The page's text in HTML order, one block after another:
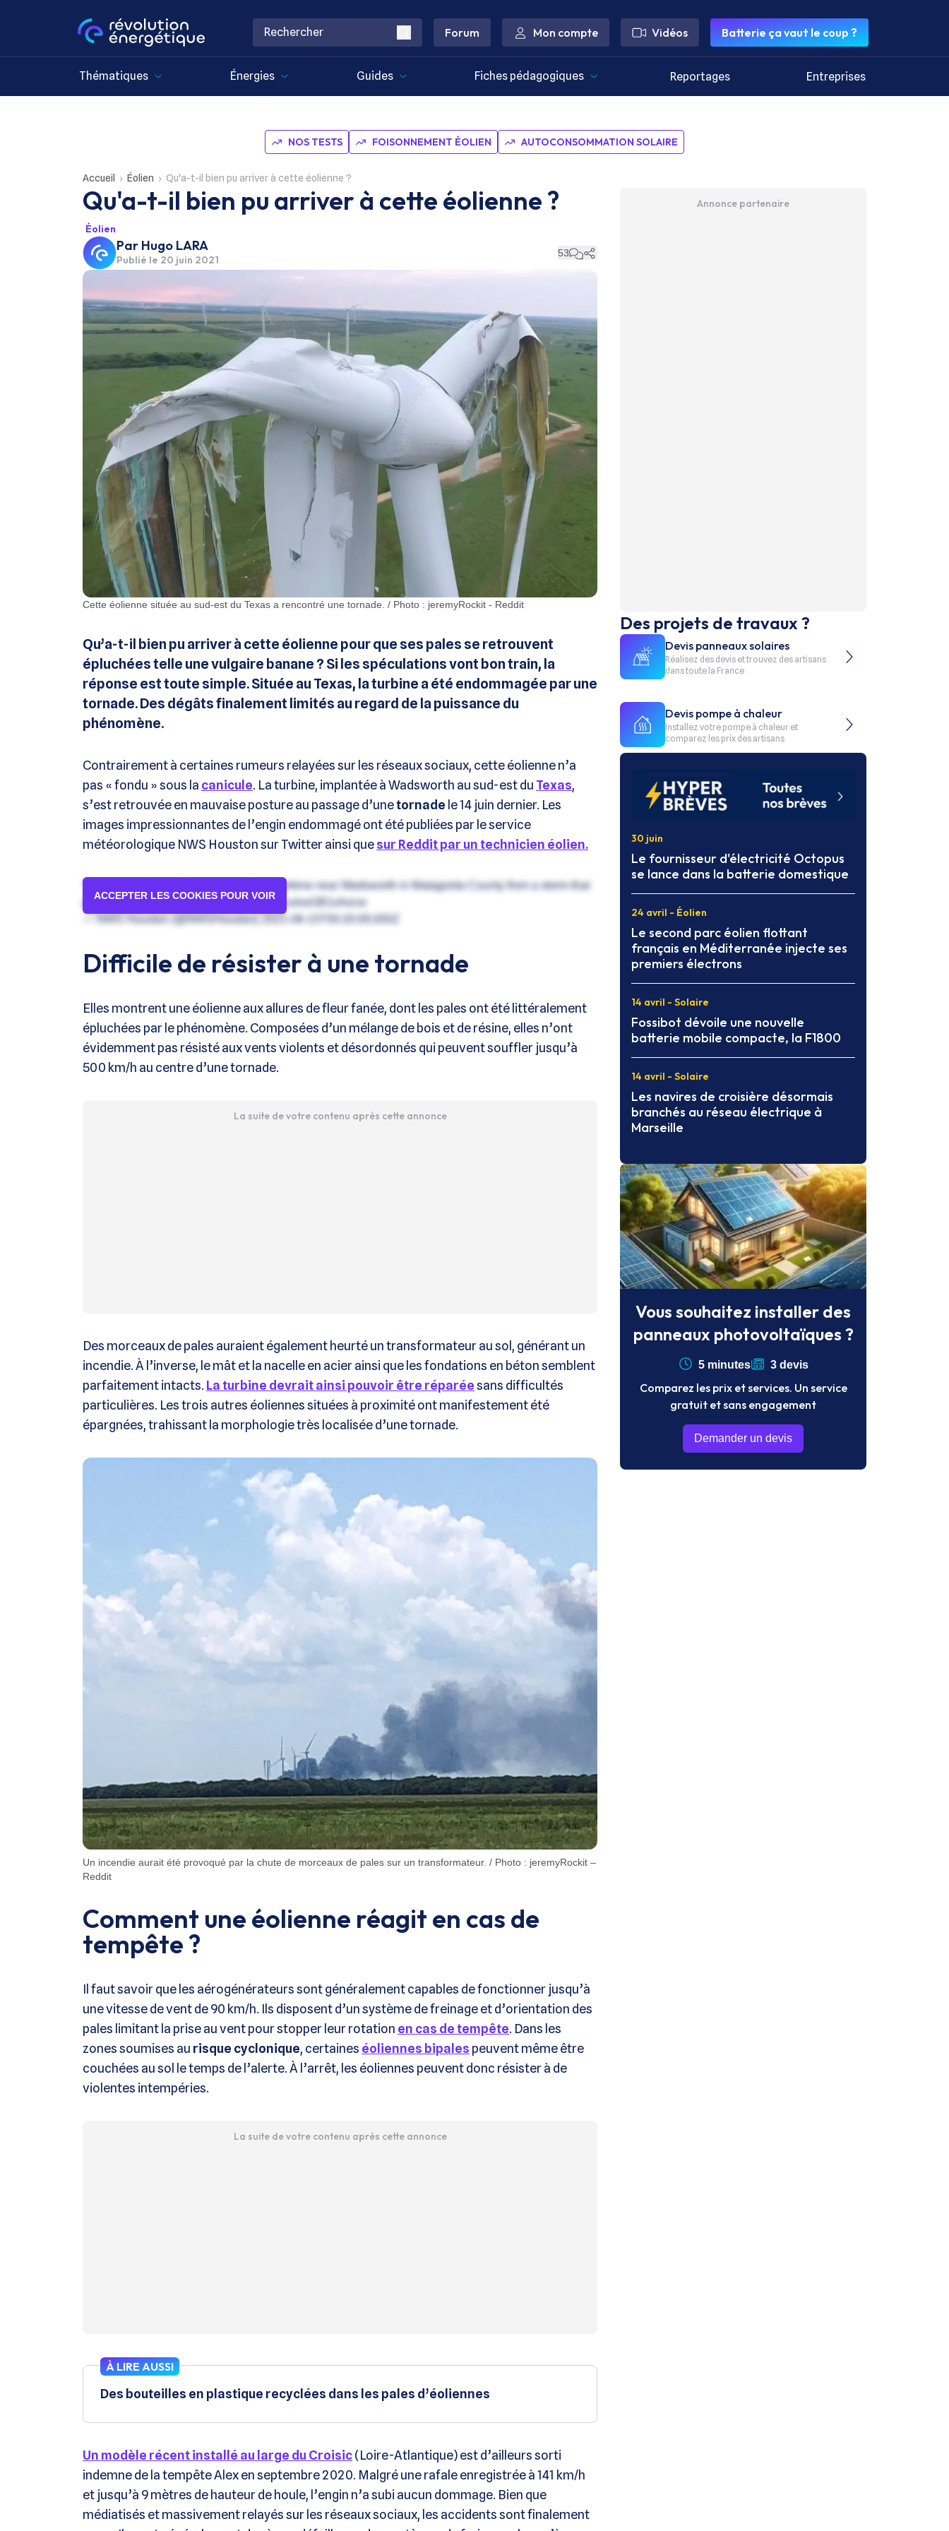
Forum Mon compte Vidéos Batterie ça vaut le coup ?
Thématiques Énergies Guides Fiches pédagogiques Reportages Entreprises
NOS TESTS FOISONNEMENT ÉOLIEN AUTOCONSOMMATION SOLAIRE
Accueil Éolien Qu'a-t-il bien pu arriver à cette éolienne ?
Qu'a-t-il bien pu arriver à cette éolienne ?
Éolien
Par Hugo LARA
Publié le 20 juin 2021
53
Cette éolienne située au sud-est du Texas a rencontré une tornade. / Photo : jeremyRockit - Reddit
Qu’a-t-il bien pu arriver à cette éolienne pour que ses pales se retrouvent
épluchées telle une vulgaire banane ? Si les spéculations vont bon train, la
réponse est toute simple. Située au Texas, la turbine a été endommagée par une
tornade. Des dégâts finalement limités au regard de la puissance du
phénomène.
Contrairement à certaines rumeurs relayées sur les réseaux sociaux, cette éolienne n’a
pas « fondu » sous la canicule. La turbine, implantée à Wadsworth au sud-est du Texas,
s’est retrouvée en mauvaise posture au passage d’unetornade le 14 juin dernier. Les
images impressionnantes de l’engin endommagé ont été publiées par le service
météorologique NWS Houston sur Twitter ainsi quesur Reddit par un technicien éolien.
ACCEPTER LES COOKIES POUR VOIR
The power of wind. (Damage to a wind turbine near Wadsworth in Matagorda County from a storm that
passed through around 340pm). https://t.co/osGB1sAocw
2021-06-15T00:20:09.000Z
Difficile de résister à une tornade
Elles montrent une éolienne aux allures de fleur fanée, dont les pales ont été littéralement
épluchées par le phénomène. Composées d’un mélange de bois et de résine, elles n’ont
évidemment pas résisté aux vents violents et désordonnés qui peuvent souffler jusqu’à
500 km/h au centre d’une tornade.
La suite de votre contenu après cette annonce
Des morceaux de pales auraient également heurté un transformateur au sol, générant un
incendie. À l’inverse, le mât et la nacelle en acier ainsi que les fondations en béton semblent
parfaitement intacts. La turbine devrait ainsi pouvoir être réparéesans difficultés
particulières. Les trois autres éoliennes situées à proximité ont manifestement été
épargnées, trahissant la morphologie très localisée d’une tornade.
Un incendie aurait été provoqué par la chute de morceaux de pales sur un transformateur. / Photo : jeremyRockit –
Reddit
Comment une éolienne réagit en cas de
tempête ?
Il faut savoir que les aérogénérateurs sont généralement capables de fonctionner jusqu’à
une vitesse de vent de 90 km/h. Ils disposent d’un système de freinage et d’orientation des
pales limitant la prise au vent pour stopper leur rotation en cas de tempête. Dans les
zones soumises au risque cyclonique, certaines éoliennes bipales peuvent même être
couchées au sol le temps de l’alerte. À l’arrêt, les éoliennes peuvent donc résister à de
violentes intempéries.
La suite de votre contenu après cette annonce
À LIRE AUSSI
Des bouteilles en plastique recyclées dans les pales d’éoliennes
Un modèle récent installé au large du Croisic(Loire-Atlantique) est d’ailleurs sorti
indemne de la tempête Alex en septembre 2020. Malgré une rafale enregistrée à 141 km/h
et jusqu’à 9 mètres de hauteur de houle, l’engin n’a subi aucun dommage. Bien que
médiatisés et massivement relayés sur les réseaux sociaux, les accidents sont finalement
Annonce partenaire
Des projets de travaux ?
Devis panneaux solaires
Réalisez des devis et trouvez des artisans
dans toute la France
Devis pompe à chaleur
Installez votre pompe à chaleur et
comparez les prix des artisans
30 juin
Le fournisseur d'électricité Octopus
se lance dans la batterie domestique
24 avril - Éolien
Le second parc éolien flottant
français en Méditerranée injecte ses
premiers électrons
14 avril - Solaire
Fossibot dévoile une nouvelle
batterie mobile compacte, la F1800
14 avril - Solaire
Les navires de croisière désormais
branchés au réseau électrique à
Marseille
Vous souhaitez installer des
panneaux photovoltaïques ?
5 minutes 3 devis
Comparez les prix et services. Un service
gratuit et sans engagement
Demander un devis